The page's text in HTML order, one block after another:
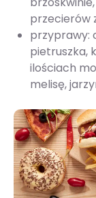
przecierów
przyprawy:
pietruszka,
ilościach
melisę,